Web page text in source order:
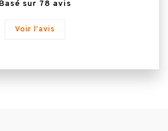
Basé sur 78 avis
Voir l'avis